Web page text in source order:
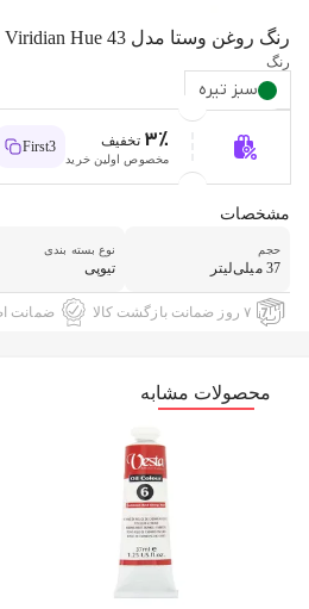
رنگ روغن وستا مدل Viridian Hue 43 حجم 37 میلی لیتر
رنگ
سبز تیره
3% تخفیف
مخصوص اولین خرید
First3
مشخصات
حجم
37 میلی‌لیتر
نوع بسته بندی
تیوپی
۷ روز ضمانت بازگشت کالا ضمانت
محصولات مشابه